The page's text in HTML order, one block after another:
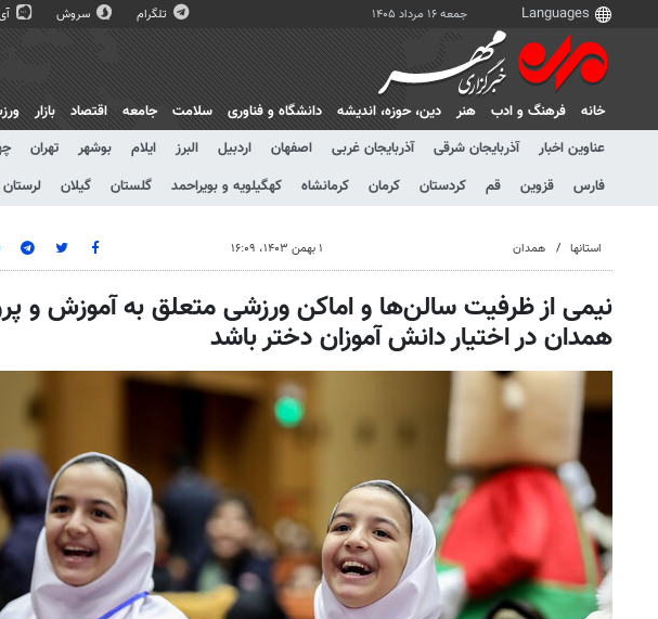
جمعه ۱۶ مرداد ۱۴۰۵ تلگرام سروش
خانه فرهنگ و ادب هنر دين، حوزه، انديشه دانشگاه و فناوری سلامت جامعه اقتصاد بازار
عناوین اخبار
آذربایجان شرقی آذربایجان غربی اصفهان اردبیل البرز ایلام بوشهر تهران
فارس
قزوین قم کردستان کرمان کرمانشاه کهگیلویه و بویراحمد گلستان گیلان لرستان
استانها همدان ۱ بهمن ۱۴۰۳، ۱۶:۰۹
نیمی از ظرفیت سالن‌ها و اماکن ورزشی متعلق به آموزش و
همدان در اختیار دانش آموزان دختر باشد